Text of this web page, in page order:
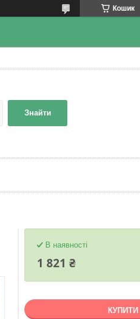
Кошик
Знайти
В наявності
1 821 ₴
КУПИТИ